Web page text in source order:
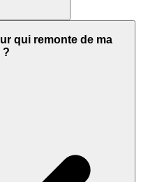
qui remonte de ma
?